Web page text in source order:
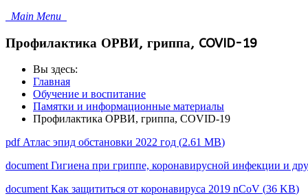
Main Menu
Профилактика ОРВИ, гриппа, COVID-19
Вы здесь:
Главная
Обучение и воспитание
Памятки и информационные материалы
Профилактика ОРВИ, гриппа, COVID-19
pdfАтлас эпид обстановки 2022 год (2.61 MB)
documentГигиена при гриппе, коронавирусной инфекции и
documentКак защититься от коронавируса 2019 nCoV (36 KB)